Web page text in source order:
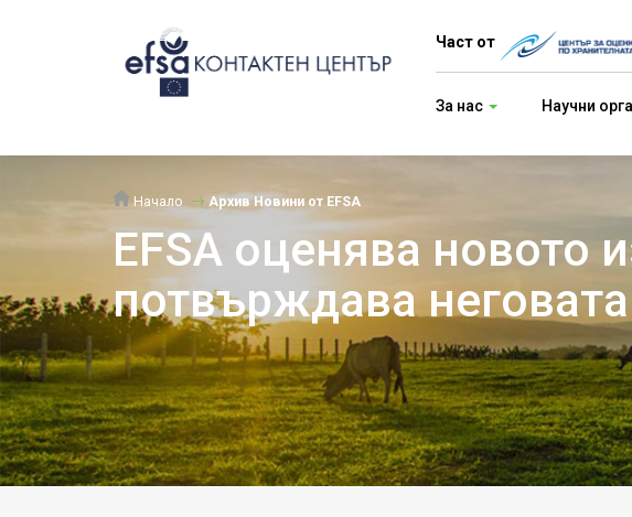
Част от
За нас Научни
Начало Архив Новини от EFSA
EFSA оценява новото
потвърждава